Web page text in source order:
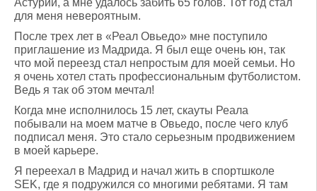
Астурии, а мне удалось забить 65 голов. Тот год стал
для меня невероятным.
После трех лет в «Реал Овьедо» мне поступило
приглашение из Мадрида. Я был еще очень юн, так
что мой переезд стал непростым для моей семьи. Но
я очень хотел стать профессиональным футболистом.
Ведь я так об этом мечтал!
Когда мне исполнилось 15 лет, скауты Реала
побывали на моем матче в Овьедо, после чего клуб
подписал меня. Это стало серьезным продвижением
в моей карьере.
Я переехал в Мадрид и начал жить в спортшколе
SEK, где я подружился со многими ребятами. Я там